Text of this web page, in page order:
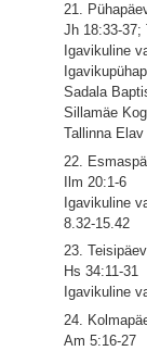
21.
Jh 18:33-37;
Igavikuline
Sadala
Sillamäe
Tallinna
22.
Ilm 20:1-6
Igavikuline
8.32-15.42
23. Teisipäev
Hs 34:11-31
Igavikuline
24.
Am 5:16-27